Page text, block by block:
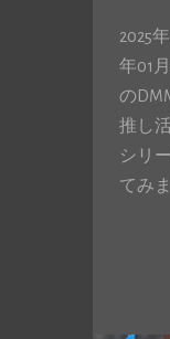
2025
年01
の
推し
シリ
てみ